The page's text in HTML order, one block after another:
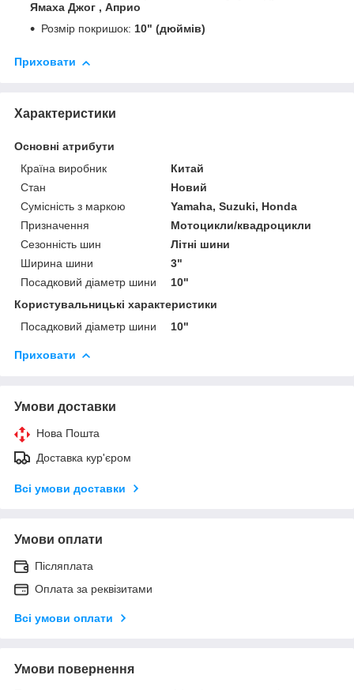
Ямаха Джог , Априо
Розмір покришок: 10" (дюймів)
Приховати
Характеристики
Основні атрибути
Країна виробник
Китай
Стан
Новий
Сумісність з маркою
Yamaha, Suzuki, Honda
Призначення
Мотоцикли/квадроцикли
Сезонність шин
Літні шини
Ширина шини
3"
Посадковий діаметр шини
10"
Користувальницькі характеристики
Посадковий діаметр шини
10"
Приховати
Умови доставки
Нова Пошта
Доставка кур'єром
Всі умови доставки
Умови оплати
Післяплата
Оплата за реквізитами
Всі умови оплати
Умови повернення